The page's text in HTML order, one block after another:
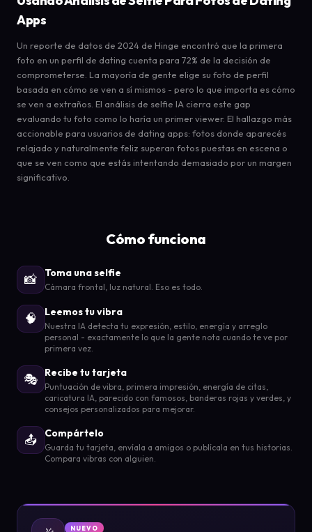
Apps
Un reporte de datos de 2024 de Hinge encontró que la primera
foto en un perfil de dating cuenta para 72% de la decisión de
comprometerse. La mayoría de gente elige su foto de perfil
basada en cómo se ven a sí mismos - pero lo que importa es cómo
se ven a extraños. El análisis de selfie IA cierra este gap
evaluando tu foto como lo haría un primer viewer. El hallazgo más
accionable para usuarios de dating apps: fotos donde aparecés
relajado y naturalmente feliz superan fotos puestas en escena o
que se ven como que estás intentando demasiado por un margen
significativo.
Cómo funciona
📸 Toma una selfie
Cámara frontal, luz natural. Eso es todo.
🧠 Leemos tu vibra
Nuestra IA detecta tu expresión, estilo, energía y arreglo
personal - exactamente lo que la gente nota cuando te ve por
primera vez.
🎭 Recibe tu tarjeta
Puntuación de vibra, primera impresión, energía de citas,
caricatura IA, parecido con famosos, banderas rojas y verdes, y
consejos personalizados para mejorar.
📤 Compártelo
Guarda tu tarjeta, envíala a amigos o publícala en tus historias.
Compara vibras con alguien.
NUEVO